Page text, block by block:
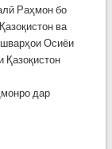
Раҳмон бо
ва
Осиёи
Қазоқистон
дар
Ҷумҳурии